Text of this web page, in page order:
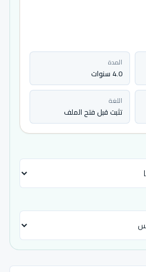
المدة
4.0 سنوات
اللغة
تثبت قبل فتح الملف